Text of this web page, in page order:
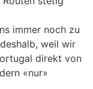
immer noch zu
weil wir
direkt von
«nur»